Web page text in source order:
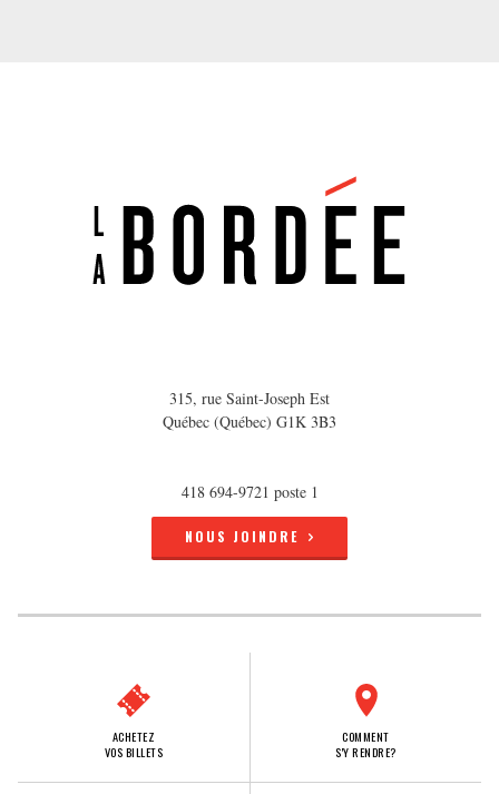
315, rue Saint-Joseph Est
Québec (Québec) G1K 3B3
418 694-9721 poste 1
NOUS JOINDRE
ACHETEZ
VOS BILLETS
COMMENT
S'Y RENDRE?